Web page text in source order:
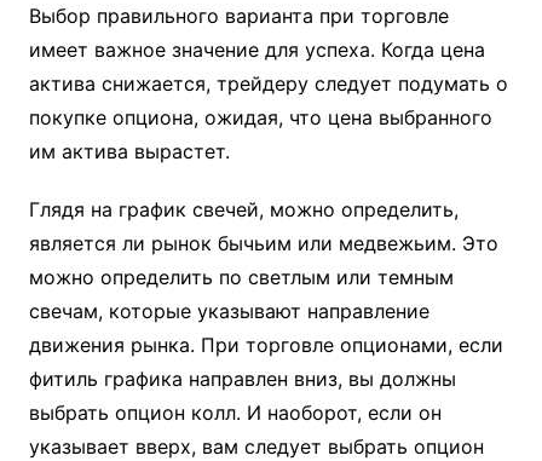
Выбор правильного варианта при торговле
имеет важное значение для успеха. Когда цена
актива снижается, трейдеру следует подумать о
покупке опциона, ожидая, что цена выбранного
им актива вырастет.
Глядя на график свечей, можно определить,
является ли рынок бычьим или медвежьим. Это
можно определить по светлым или темным
свечам, которые указывают направление
движения рынка. При торговле опционами, если
фитиль графика направлен вниз, вы должны
выбрать опцион колл. И наоборот, если он
указывает вверх, вам следует выбрать опцион